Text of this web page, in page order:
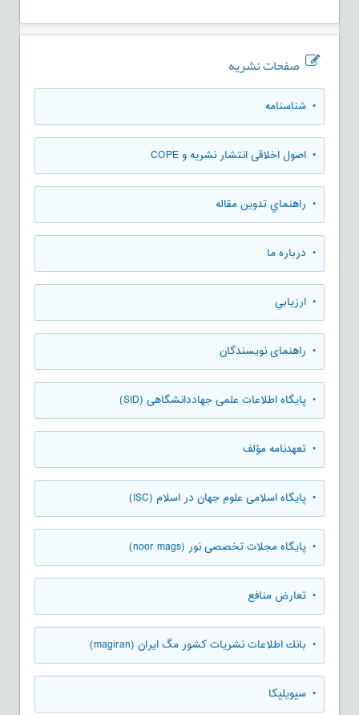
صفحات نشریه
• شناسنامه
• اصول اخلاقی انتشار نشریه و COPE
• راهنماي تدوين مقاله
• درباره ما
• ارزيابي
• راهنمای نویسندگان
• پایگاه اطلاعات علمی جهاددانشگاهی (SID)
• تعهدنامه مؤلف
• پایگاه اسلامی علوم جهان در اسلام (ISC)
• پایگاه مجلات تخصصی نور (noor mags)
• تعارض منافع
• بانك اطلاعات نشريات كشور مگ ايران (magiran)
• سیویلیکا